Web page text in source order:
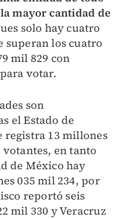
mayor cantidad de
solo hay cuatro
superan los cuatro
mil 829 con
votar.
son
el Estado de
registra 13 millones
votantes, en tanto
de México hay
035 mil 234, por
reportó seis
mil 330 y Veracruz